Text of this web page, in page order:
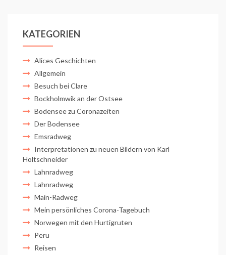
KATEGORIEN
Alices Geschichten
Allgemein
Besuch bei Clare
Bockholmwik an der Ostsee
Bodensee zu Coronazeiten
Der Bodensee
Emsradweg
Interpretationen zu neuen Bildern von Karl
Holtschneider
Lahnradweg
Lahnradweg
Main-Radweg
Mein persönliches Corona-Tagebuch
Norwegen mit den Hurtigruten
Peru
Reisen